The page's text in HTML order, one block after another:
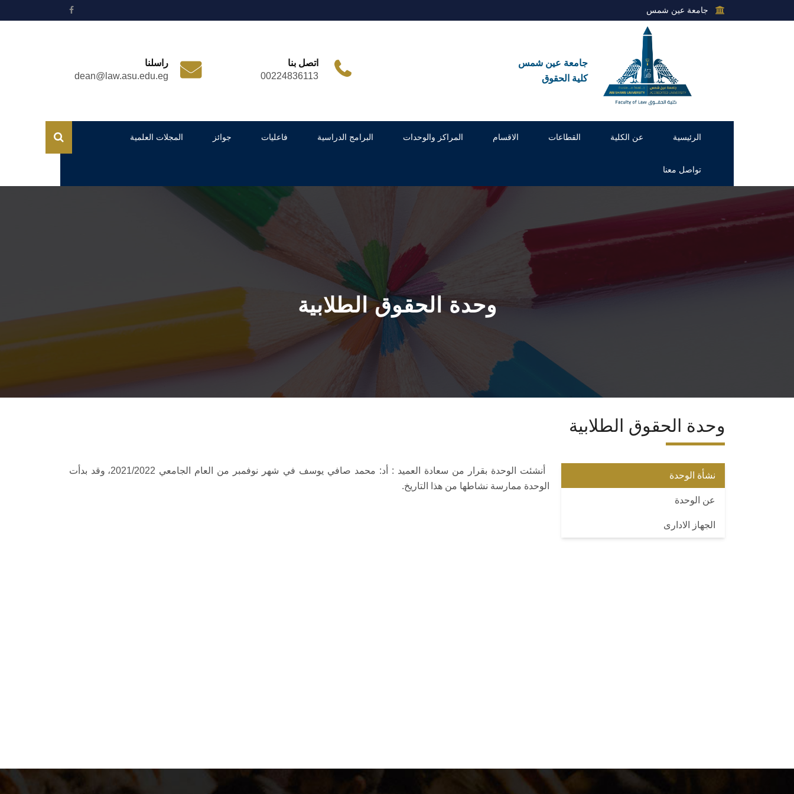
جامعة عين شمس
جامعة عين شمس
كلية الحقوق
اتصل بنا
00224836113
راسلنا
dean@law.asu.edu.eg
الرئيسية عن الكلية القطاعات الاقسام المراكز والوحدات البرامج الدراسية فاعليات جوائز المجلات العلمية
تواصل معنا
وحدة الحقوق الطلابية
وحدة الحقوق الطلابية
نشأة الوحدة
عن الوحدة
الجهاز الادارى
أنشئت الوحدة بقرار من سعادة العميد : أد: محمد صافي يوسف في شهر نوفمبر من العام الجامعي 2021/2022، وقد بدأت
الوحدة ممارسة نشاطها من هذا التاريخ.